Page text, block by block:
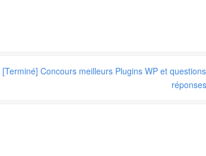
[Terminé] Concours meilleurs Plugins WP et